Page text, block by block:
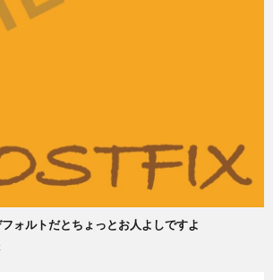
ォルトだとちょっとお人よしですよ